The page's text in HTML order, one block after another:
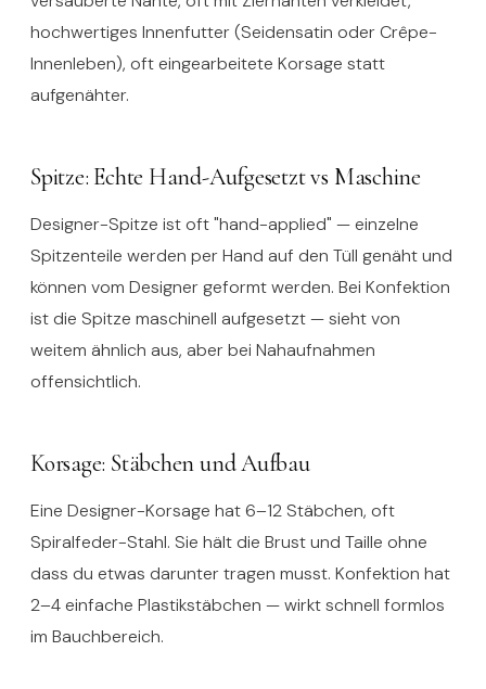
hochwertiges Innenfutter (Seidensatin oder Crêpe-
Innenleben), oft eingearbeitete Korsage statt
aufgenähter.
Spitze: Echte Hand-Aufgesetzt vs Maschine
Designer-Spitze ist oft "hand-applied" — einzelne
Spitzenteile werden per Hand auf den Tüll genäht und
können vom Designer geformt werden. Bei Konfektion
ist die Spitze maschinell aufgesetzt — sieht von
weitem ähnlich aus, aber bei Nahaufnahmen
offensichtlich.
Korsage: Stäbchen und Aufbau
Eine Designer-Korsage hat 6–12 Stäbchen, oft
Spiralfeder-Stahl. Sie hält die Brust und Taille ohne
dass du etwas darunter tragen musst. Konfektion hat
2–4 einfache Plastikstäbchen — wirkt schnell formlos
im Bauchbereich.